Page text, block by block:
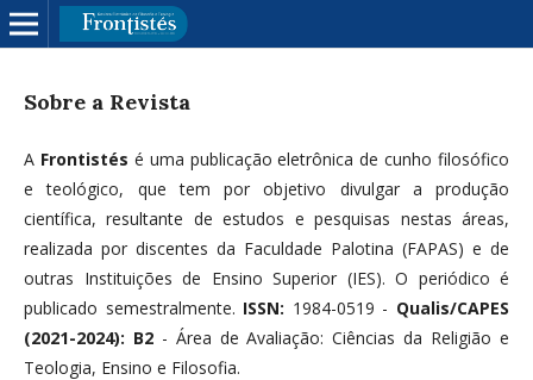
Sobre a Revista
A Frontistés é uma publicação eletrônica de cunho filosófico
e teológico, que tem por objetivo divulgar a produção
científica, resultante de estudos e pesquisas nestas áreas,
realizada por discentes da Faculdade Palotina (FAPAS) e de
outras Instituições de Ensino Superior (IES). O periódico é
publicado semestralmente. ISSN: 1984-0519 - Qualis/CAPES
(2021-2024): B2- Área de Avaliação: Ciências da Religião e
Teologia, Ensino e Filosofia.